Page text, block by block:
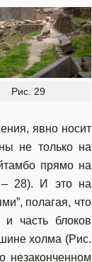
Рис. 29
явно носит
не только на
прямо на
– 28). И это на
полагая, что
часть блоков
холма (Рис.
незаконченном